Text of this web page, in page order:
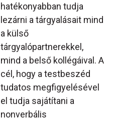
hatékonyabban tudja
lezárni a tárgyalásait mind
a külső
tárgyalópartnerekkel,
mind a belső kollégáival. A
cél, hogy a testbeszéd
tudatos megfigyelésével
el tudja sajátítani a
nonverbális